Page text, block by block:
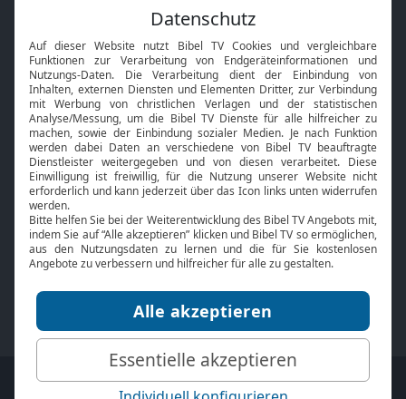
Neuigkeiten
Mobile App
Smart TV
HbbTV
Bibelthek Online-Bibel
Nächster Gottesdienst
Bibel TV
Über uns
Jobs
Mediadaten
Service
Kontakt
TV-Empfang
bibeltv.de: Impressum
Datenschutz